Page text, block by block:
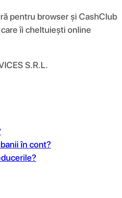
pentru browser și CashClub
îi cheltuiești online
S.R.L.
în cont?